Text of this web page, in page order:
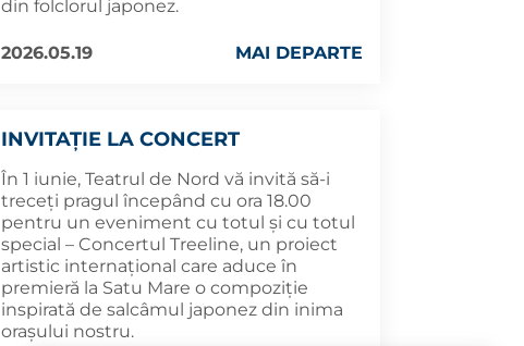
din folclorul japonez.
2026.05.19 MAI DEPARTE
INVITAȚIE LA CONCERT
În 1 iunie, Teatrul de Nord vă invită să-i
treceți pragul începând cu ora 18.00
pentru un eveniment cu totul și cu totul
special – Concertul Treeline, un proiect
artistic internațional care aduce în
premieră la Satu Mare o compoziție
inspirată de salcâmul japonez din inima
orașului nostru.